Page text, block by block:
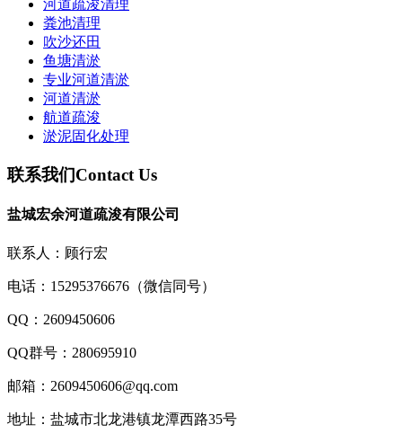
河道疏浚清理
粪池清理
吹沙还田
鱼塘清淤
专业河道清淤
河道清淤
航道疏浚
淤泥固化处理
联系我们Contact Us
盐城宏余河道疏浚有限公司
联系人：顾行宏
电话：15295376676（微信同号）
QQ：2609450606
QQ群号：280695910
邮箱：2609450606@qq.com
地址：盐城市北龙港镇龙潭西路35号